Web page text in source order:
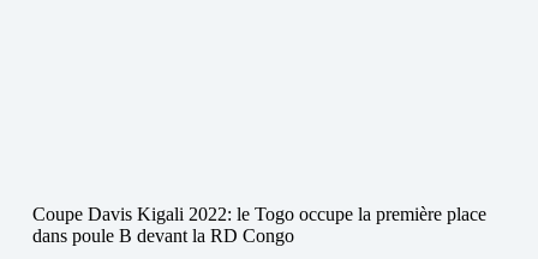
Coupe Davis Kigali 2022: le Togo occupe la première place
dans poule B devant la RD Congo